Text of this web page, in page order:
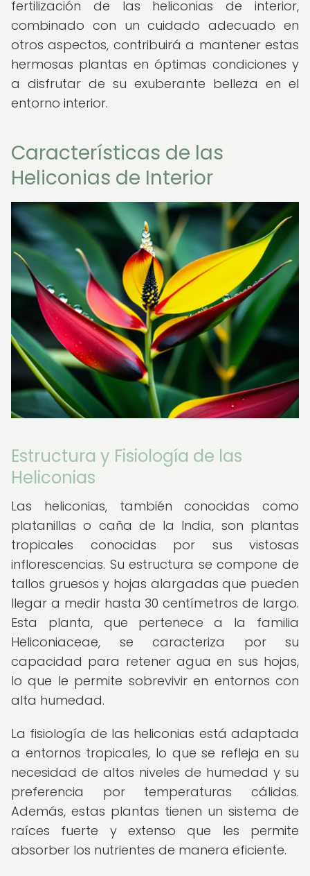
fertilización de las heliconias de interior,
combinado con un cuidado adecuado en
otros aspectos, contribuirá a mantener estas
hermosas plantas en óptimas condiciones y
a disfrutar de su exuberante belleza en el
entorno interior.
Características de las
Heliconias de Interior
Estructura y Fisiología de las
Heliconias
Las heliconias, también conocidas como
platanillas o caña de la India, son plantas
tropicales conocidas por sus vistosas
inflorescencias. Su estructura se compone de
tallos gruesos y hojas alargadas que pueden
llegar a medir hasta 30 centímetros de largo.
Esta planta, que pertenece a la familia
Heliconiaceae, se caracteriza por su
capacidad para retener agua en sus hojas,
lo que le permite sobrevivir en entornos con
alta humedad.
La fisiología de las heliconias está adaptada
a entornos tropicales, lo que se refleja en su
necesidad de altos niveles de humedad y su
preferencia por temperaturas cálidas.
Además, estas plantas tienen un sistema de
raíces fuerte y extenso que les permite
absorber los nutrientes de manera eficiente.